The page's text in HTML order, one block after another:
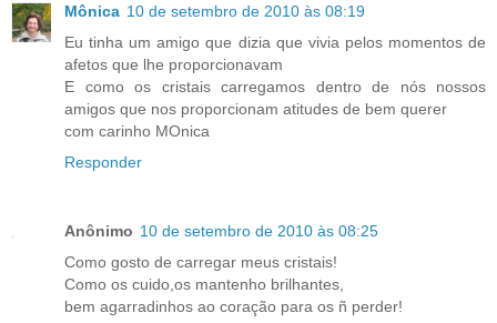
Mônica 10 de setembro de 2010 às 08:19
Eu tinha um amigo que dizia que vivia pelos momentos de
afetos que lhe proporcionavam
E como os cristais carregamos dentro de nós nossos
amigos que nos proporcionam atitudes de bem querer
com carinho MOnica
Responder
Anônimo 10 de setembro de 2010 às 08:25
Como gosto de carregar meus cristais!
Como os cuido,os mantenho brilhantes,
bem agarradinhos ao coração para os ñ perder!